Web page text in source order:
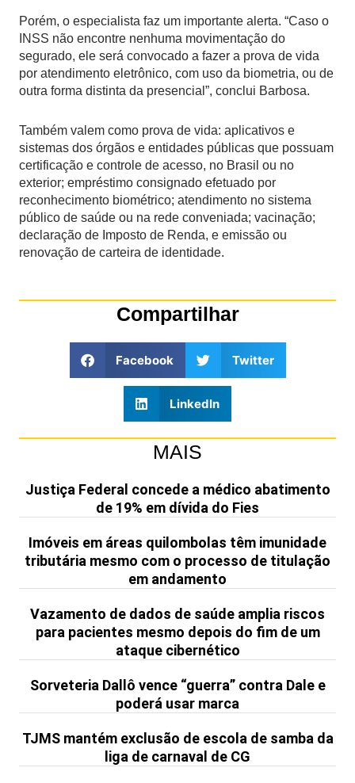
Porém, o especialista faz um importante alerta. “Caso o
INSS não encontre nenhuma movimentação do
segurado, ele será convocado a fazer a prova de vida
por atendimento eletrônico, com uso da biometria, ou de
outra forma distinta da presencial”, conclui Barbosa.
Também valem como prova de vida: aplicativos e
sistemas dos órgãos e entidades públicas que possuam
certificação e controle de acesso, no Brasil ou no
exterior; empréstimo consignado efetuado por
reconhecimento biométrico; atendimento no sistema
público de saúde ou na rede conveniada; vacinação;
declaração de Imposto de Renda, e emissão ou
renovação de carteira de identidade.
Compartilhar
Facebook Twitter
LinkedIn
MAIS
Justiça Federal concede a médico abatimento
de 19% em dívida do Fies
Imóveis em áreas quilombolas têm imunidade
tributária mesmo com o processo de titulação
em andamento
Vazamento de dados de saúde amplia riscos
para pacientes mesmo depois do fim de um
ataque cibernético
Sorveteria Dallô vence “guerra” contra Dale e
poderá usar marca
TJMS mantém exclusão de escola de samba da
liga de carnaval de CG